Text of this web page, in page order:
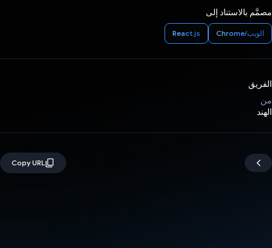
مصمَّم بالاستناد إلى
الويب/Chrome React.js
الفريق
من
الهند